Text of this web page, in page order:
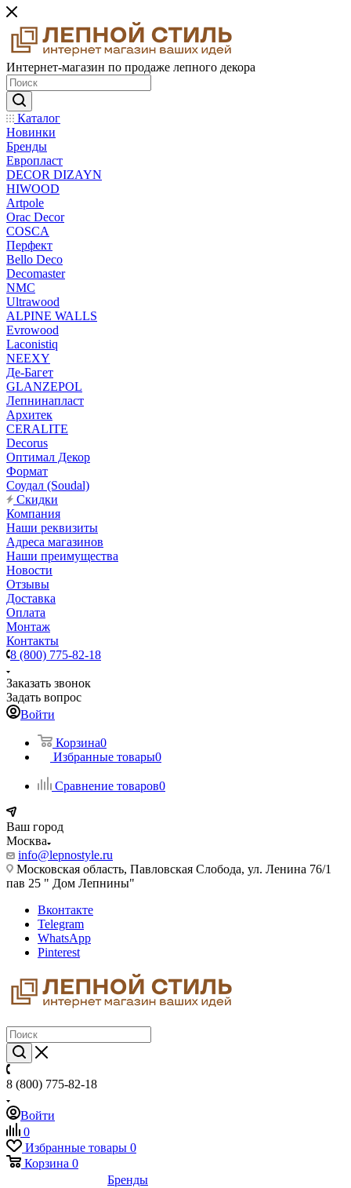
Интернет-магазин по продаже лепного декора
Каталог
Новинки
Бренды
Европласт
DECOR DIZAYN
HIWOOD
Artpole
Orac Decor
COSCA
Перфект
Bello Deco
Decomaster
NMС
Ultrawood
ALPINE WALLS
Evrowood
Laconistiq
NEEXY
Де-Багет
GLANZEPOL
Лепнинапласт
Архитек
CERALITE
Decorus
Оптимал Декор
Формат
Соудал (Soudal)
Скидки
Компания
Наши реквизиты
Адреса магазинов
Наши преимущества
Новости
Отзывы
Доставка
Оплата
Монтаж
Контакты
8 (800) 775-82-18
Заказать звонок
Задать вопрос
Войти
Корзина0
Избранные товары0
Сравнение товаров0
Ваш город
Москва
info@lepnostyle.ru
Московская область, Павловская Слобода, ул. Ленина 76/1
пав 25 " Дом Лепнины"
Вконтакте
Telegram
WhatsApp
Pinterest
8 (800) 775-82-18
Войти
0
Избранные товары 0
Корзина 0
Бренды